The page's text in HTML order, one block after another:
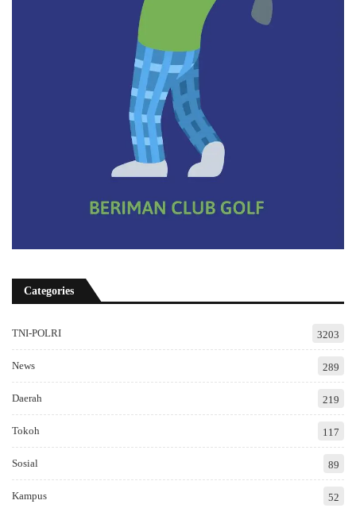
Categories
TNI-POLRI 3203
News 289
Daerah 219
Tokoh 117
Sosial 89
Kampus 52